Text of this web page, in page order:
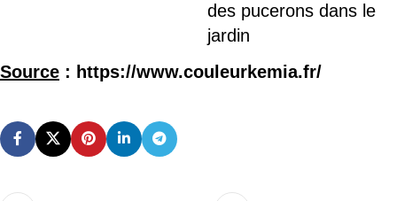
des pucerons dans le
jardin
Source : https://www.couleurkemia.fr/